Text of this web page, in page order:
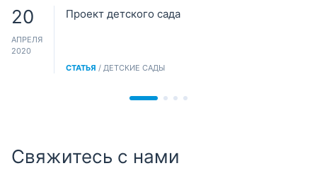
20
АПРЕЛЯ
2020
Проект детского сада
СТАТЬЯ / ДЕТСКИЕ САДЫ
Свяжитесь с нами